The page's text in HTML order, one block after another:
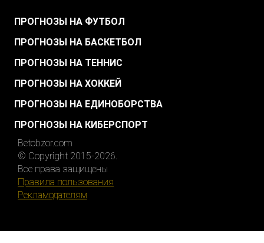
ПРОГНОЗЫ НА ФУТБОЛ
ПРОГНОЗЫ НА БАСКЕТБОЛ
ПРОГНОЗЫ НА ТЕННИС
ПРОГНОЗЫ НА ХОККЕЙ
ПРОГНОЗЫ НА ЕДИНОБОРСТВА
ПРОГНОЗЫ НА КИБЕРСПОРТ
Betobzor.com
© Copyright 2015-2026.
Все права защищены
Правила пользования
Рекламодателям